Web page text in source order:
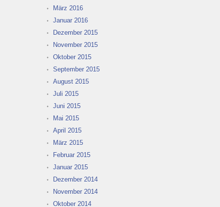
März 2016
Januar 2016
Dezember 2015
November 2015
Oktober 2015
September 2015
August 2015
Juli 2015
Juni 2015
Mai 2015
April 2015
März 2015
Februar 2015
Januar 2015
Dezember 2014
November 2014
Oktober 2014